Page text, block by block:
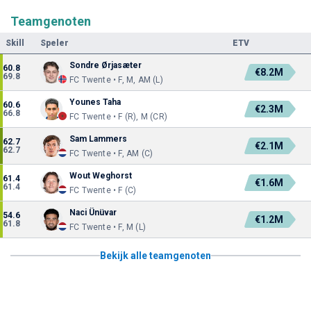
Teamgenoten
Skill Speler ETV
60.8
69.8
Sondre Ørjasæter
FC Twente • F, M, AM (L)
€8.2M
60.6
66.8
Younes Taha
FC Twente • F (R), M (CR)
€2.3M
62.7
62.7
Sam Lammers
FC Twente • F, AM (C)
€2.1M
61.4
61.4
Wout Weghorst
FC Twente • F (C)
€1.6M
54.6
61.8
Naci Ünüvar
FC Twente • F, M (L)
€1.2M
Bekijk alle teamgenoten